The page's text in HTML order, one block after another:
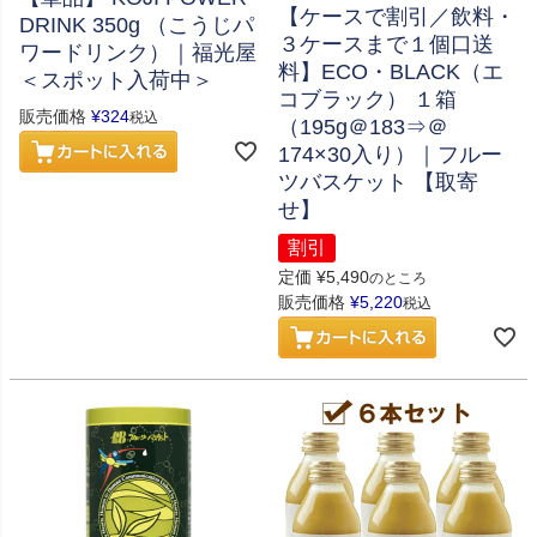
DRINK 350g （こうじパ
ワードリンク）｜福光屋
＜スポット入荷中＞
販売価格 ¥324税込
【ケースで割引／飲料・
３ケースまで１個口送
料】ECO・BLACK（エ
コブラック） １箱
（195g＠183⇒＠
174×30入り）｜フルー
ツバスケット 【取寄
せ】
割引
定価 ¥5,490のところ
販売価格 ¥5,220税込